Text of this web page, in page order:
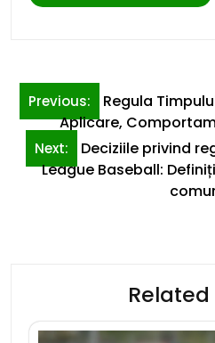
Post
navigation
Previous:
Regula
Aplicare,
Next:
Deciziile privind
League Baseball:
Related